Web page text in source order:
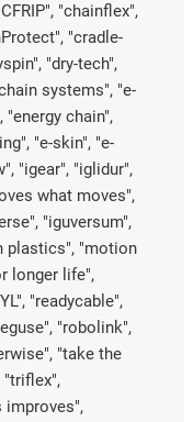
"chainflex",
"cradle-
"dry-tech",
systems", "e-
"energy chain",
"e-skin", "e-
"igear", "iglidur",
what moves",
"iguversum",
plastics", "motion
longer life",
"readycable",
"robolink",
"take the
"triflex",
improves",